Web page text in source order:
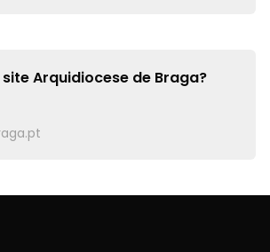
Arquidiocese de Braga?